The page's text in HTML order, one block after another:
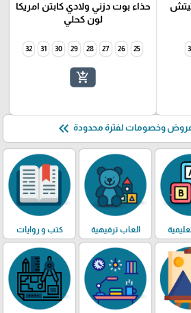
حذاء بوت دزني ولادي كابتن امريكا
لون كحلي
25
26
27
28
29
30
31
32
add_shopping_cart
وخصومات لفترة محدودة keyboard_double_arrow_left
العاب ترفيهية كتب و روايات